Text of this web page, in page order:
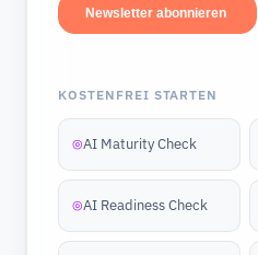
KOSTENFREI STARTEN
◎AI Maturity Check
◎AI Readiness Check